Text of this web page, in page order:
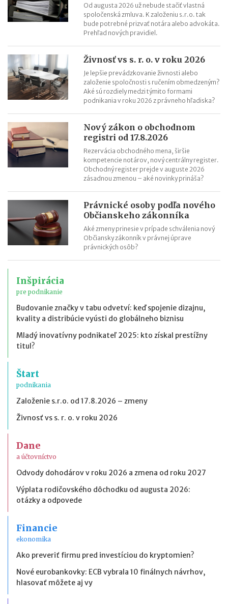
Od augusta 2026 už nebude stačiť vlastná
spoločenská zmluva. K založeniu s.r.o. tak
bude potrebné prizvať notára alebo advokáta.
Prehľad nových pravidiel.
Živnosť vs s. r. o. v roku 2026
Je lepšie prevádzkovanie živnosti alebo
založenie spoločnosti s ručením obmedzeným?
Aké sú rozdiely medzi týmito formami
podnikania v roku 2026 z právneho hľadiska?
Nový zákon o obchodnom
registri od 17.8.2026
Rezervácia obchodného mena, širšie
kompetencie notárov, nový centrálny register.
Obchodný register prejde v auguste 2026
zásadnou zmenou – aké novinky prináša?
Právnické osoby podľa nového
Občianskeho zákonníka
Aké zmeny prinesie v prípade schválenia nový
Občiansky zákonník v právnej úprave
právnických osôb?
Inšpirácia
pre podnikanie
Budovanie značky v tabu odvetví: keď spojenie dizajnu,
kvality a distribúcie vyústi do globálneho biznisu
Mladý inovatívny podnikateľ 2025: kto získal prestížny
titul?
Štart
podnikania
Založenie s.r.o. od 17.8.2026 – zmeny
Živnosť vs s. r. o. v roku 2026
Dane
a účtovníctvo
Odvody dohodárov v roku 2026 a zmena od roku 2027
Výplata rodičovského dôchodku od augusta 2026:
otázky a odpovede
Financie
ekonomika
Ako preveriť firmu pred investíciou do kryptomien?
Nové eurobankovky: ECB vybrala 10 finálnych návrhov,
hlasovať môžete aj vy